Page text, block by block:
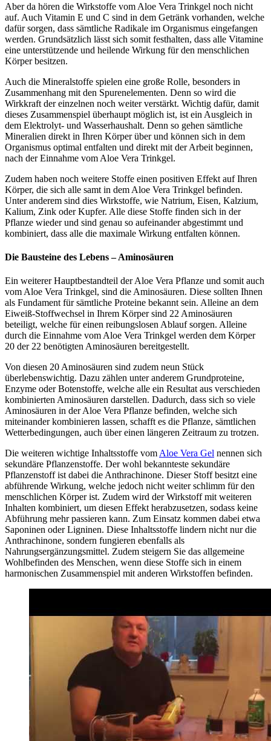
Aber da hören die Wirkstoffe vom Aloe Vera Trinkgel noch nicht
auf. Auch Vitamin E und C sind in dem Getränk vorhanden, welche
dafür sorgen, dass sämtliche Radikale im Organismus eingefangen
werden. Grundsätzlich lässt sich somit festhalten, dass alle Vitamine
eine unterstützende und heilende Wirkung für den menschlichen
Körper besitzen.
Auch die Mineralstoffe spielen eine große Rolle, besonders in
Zusammenhang mit den Spurenelementen. Denn so wird die
Wirkkraft der einzelnen noch weiter verstärkt. Wichtig dafür, damit
dieses Zusammenspiel überhaupt möglich ist, ist ein Ausgleich in
dem Elektrolyt- und Wasserhaushalt. Denn so gehen sämtliche
Mineralien direkt in Ihren Körper über und können sich in dem
Organismus optimal entfalten und direkt mit der Arbeit beginnen,
nach der Einnahme vom Aloe Vera Trinkgel.
Zudem haben noch weitere Stoffe einen positiven Effekt auf Ihren
Körper, die sich alle samt in dem Aloe Vera Trinkgel befinden.
Unter anderem sind dies Wirkstoffe, wie Natrium, Eisen, Kalzium,
Kalium, Zink oder Kupfer. Alle diese Stoffe finden sich in der
Pflanze wieder und sind genau so aufeinander abgestimmt und
kombiniert, dass alle die maximale Wirkung entfalten können.
Die Bausteine des Lebens – Aminosäuren
Ein weiterer Hauptbestandteil der Aloe Vera Pflanze und somit auch
vom Aloe Vera Trinkgel, sind die Aminosäuren. Diese sollten Ihnen
als Fundament für sämtliche Proteine bekannt sein. Alleine an dem
Eiweiß-Stoffwechsel in Ihrem Körper sind 22 Aminosäuren
beteiligt, welche für einen reibungslosen Ablauf sorgen. Alleine
durch die Einnahme vom Aloe Vera Trinkgel werden dem Körper
20 der 22 benötigten Aminosäuren bereitgestellt.
Von diesen 20 Aminosäuren sind zudem neun Stück
überlebenswichtig. Dazu zählen unter anderem Grundproteine,
Enzyme oder Botenstoffe, welche alle ein Resultat aus verschieden
kombinierten Aminosäuren darstellen. Dadurch, dass sich so viele
Aminosäuren in der Aloe Vera Pflanze befinden, welche sich
miteinander kombinieren lassen, schafft es die Pflanze, sämtlichen
Wetterbedingungen, auch über einen längeren Zeitraum zu trotzen.
Die weiteren wichtige Inhaltsstoffe vom Aloe Vera Gel nennen sich
sekundäre Pflanzenstoffe. Der wohl bekannteste sekundäre
Pflanzenstoff ist dabei die Anthrachinone. Dieser Stoff besitzt eine
abführende Wirkung, welche jedoch nicht weiter schlimm für den
menschlichen Körper ist. Zudem wird der Wirkstoff mit weiteren
Inhalten kombiniert, um diesen Effekt herabzusetzen, sodass keine
Abführung mehr passieren kann. Zum Einsatz kommen dabei etwa
Saponinen oder Ligninen. Diese Inhaltsstoffe lindern nicht nur die
Anthrachinone, sondern fungieren ebenfalls als
Nahrungsergänzungsmittel. Zudem steigern Sie das allgemeine
Wohlbefinden des Menschen, wenn diese Stoffe sich in einem
harmonischen Zusammenspiel mit anderen Wirkstoffen befinden.